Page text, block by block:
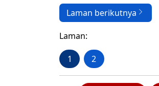
Laman berikutnya
Laman:
1 2